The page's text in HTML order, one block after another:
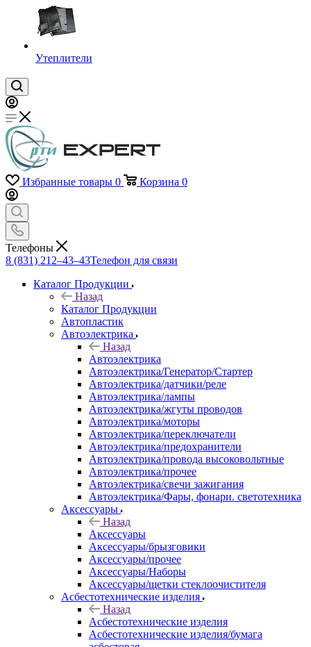
Утеплители
Избранные товары 0 Корзина 0
Телефоны
8 (831) 212–43–43Телефон для связи
Каталог Продукции
Назад
Каталог Продукции
Автопластик
Автоэлектрика
Назад
Автоэлектрика
Автоэлектрика/Генератор/Стартер
Автоэлектрика/датчики/реле
Автоэлектрика/лампы
Автоэлектрика/жгуты проводов
Автоэлектрика/моторы
Автоэлектрика/переключатели
Автоэлектрика/предохранители
Автоэлектрика/провода высоковольтные
Автоэлектрика/прочее
Автоэлектрика/свечи зажигания
Автоэлектрика/Фары, фонари. светотехника
Аксессуары
Назад
Аксессуары
Аксессуары/брызговики
Аксессуары/прочее
Аксессуары/Наборы
Аксессуары/щетки стеклоочистителя
Асбестотехнические изделия
Назад
Асбестотехнические изделия
Асбестотехнические изделия/бумага